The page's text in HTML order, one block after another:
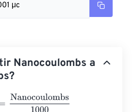
μc
Nanocoulombs a
1000